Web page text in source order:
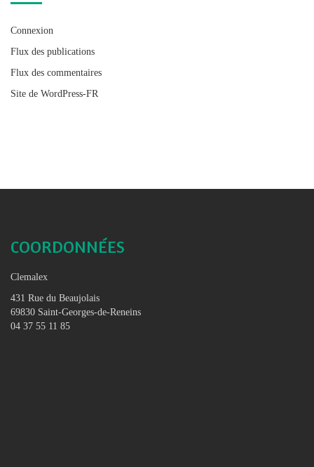
Connexion
Flux des publications
Flux des commentaires
Site de WordPress-FR
COORDONNÉES
Clemalex
431 Rue du Beaujolais
69830 Saint-Georges-de-Reneins
04 37 55 11 85